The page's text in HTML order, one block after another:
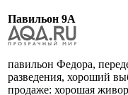
Павильон 9А
павильон Федора,
разведения, хороший
продаже: хорошая